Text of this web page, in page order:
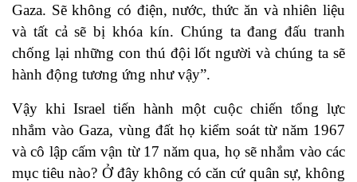
Gaza. Sẽ không có điện, nước, thức ăn và nhiên liệu
và tất cả sẽ bị khóa kín. Chúng ta đang đấu tranh
chống lại những con thú đội lốt người và chúng ta sẽ
hành động tương ứng như vậy”.
Vậy khi Israel tiến hành một cuộc chiến tổng lực
nhắm vào Gaza, vùng đất họ kiểm soát từ năm 1967
và cô lập cấm vận từ 17 năm qua, họ sẽ nhắm vào các
mục tiêu nào? Ở đây không có căn cứ quân sự, không